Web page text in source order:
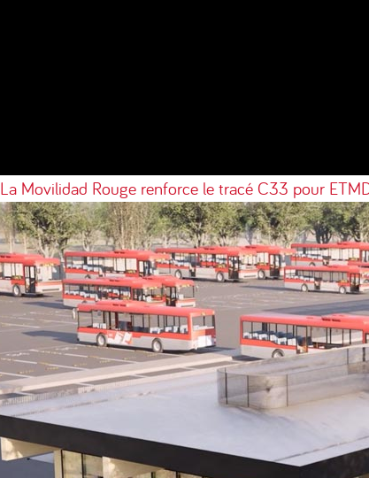
La Movilidad Rouge renforce le tracé C33 pour